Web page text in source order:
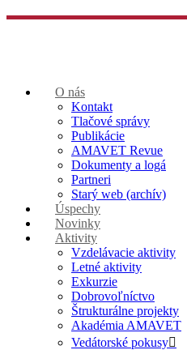
O nás
Kontakt
Tlačové správy
Publikácie
AMAVET Revue
Dokumenty a logá
Partneri
Starý web (archív)
Úspechy
Novinky
Aktivity
Vzdelávacie aktivity
Letné aktivity
Exkurzie
Dobrovoľníctvo
Štrukturálne projekty
Akadémia AMAVET
Vedátorské pokusy